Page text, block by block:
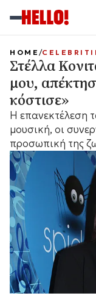
HOME
Στέλλα
μου,
κόστισε»
Η επανεκτέλεση
μουσική, οι
προσωπική της